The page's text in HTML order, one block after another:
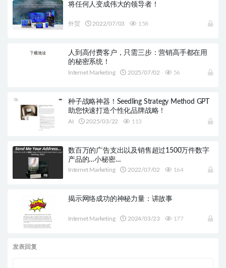
将任何人变成伟大的领导者！
外贸 2022/07/03 158
人到高付费客户，只需三步：营销高手都在用
的秘密系统！
Internet Marketing 2025/07/02 56
种子战略神器！Seedling Strategy Method GPT
助您快速打造个性化品牌战略！
AI 2025/03/22 113
数百万的广告支出以及销售超过1500万件数字
产品的…小秘密…
Internet Marketing 2022/07/02 164
揭示网络成功的神秘力量：讲故事
Internet Marketing 2024/03/23 177
发表回复